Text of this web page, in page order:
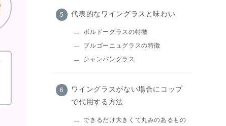
代表的なワイングラスと味わい
ボルドーグラスの特徴
ブルゴーニュグラスの特徴
シャンパングラス
ワイングラスがない場合にコップ
で代用する方法
できるだけ大きくて丸みのあるもの